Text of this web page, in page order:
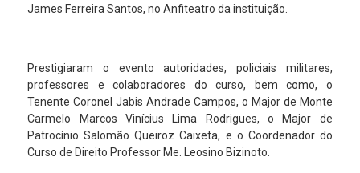
James Ferreira Santos, no Anfiteatro da instituição.
Prestigiaram o evento autoridades, policiais militares,
professores e colaboradores do curso, bem como, o
Tenente Coronel Jabis Andrade Campos, o Major de Monte
Carmelo Marcos Vinícius Lima Rodrigues, o Major de
Patrocínio Salomão Queiroz Caixeta, e o Coordenador do
Curso de Direito Professor Me. Leosino Bizinoto.